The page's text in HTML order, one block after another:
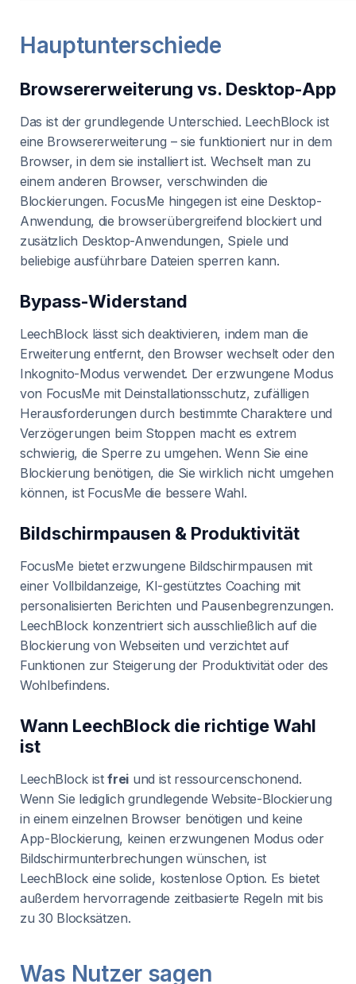
Hauptunterschiede
Browsererweiterung vs. Desktop-App
Das ist der grundlegende Unterschied. LeechBlock ist
eine Browsererweiterung – sie funktioniert nur in dem
Browser, in dem sie installiert ist. Wechselt man zu
einem anderen Browser, verschwinden die
Blockierungen. FocusMe hingegen ist eine Desktop-
Anwendung, die browserübergreifend blockiert und
zusätzlich Desktop-Anwendungen, Spiele und
beliebige ausführbare Dateien sperren kann.
Bypass-Widerstand
LeechBlock lässt sich deaktivieren, indem man die
Erweiterung entfernt, den Browser wechselt oder den
Inkognito-Modus verwendet. Der erzwungene Modus
von FocusMe mit Deinstallationsschutz, zufälligen
Herausforderungen durch bestimmte Charaktere und
Verzögerungen beim Stoppen macht es extrem
schwierig, die Sperre zu umgehen. Wenn Sie eine
Blockierung benötigen, die Sie wirklich nicht umgehen
können, ist FocusMe die bessere Wahl.
Bildschirmpausen & Produktivität
FocusMe bietet erzwungene Bildschirmpausen mit
einer Vollbildanzeige, KI-gestütztes Coaching mit
personalisierten Berichten und Pausenbegrenzungen.
LeechBlock konzentriert sich ausschließlich auf die
Blockierung von Webseiten und verzichtet auf
Funktionen zur Steigerung der Produktivität oder des
Wohlbefindens.
Wann LeechBlock die richtige Wahl
ist
LeechBlock istfrei und ist ressourcenschonend.
Wenn Sie lediglich grundlegende Website-Blockierung
in einem einzelnen Browser benötigen und keine
App-Blockierung, keinen erzwungenen Modus oder
Bildschirmunterbrechungen wünschen, ist
LeechBlock eine solide, kostenlose Option. Es bietet
außerdem hervorragende zeitbasierte Regeln mit bis
zu 30 Blocksätzen.
Was Nutzer sagen